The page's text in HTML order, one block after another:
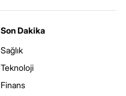
Son Dakika
Sağlık
Teknoloji
Finans